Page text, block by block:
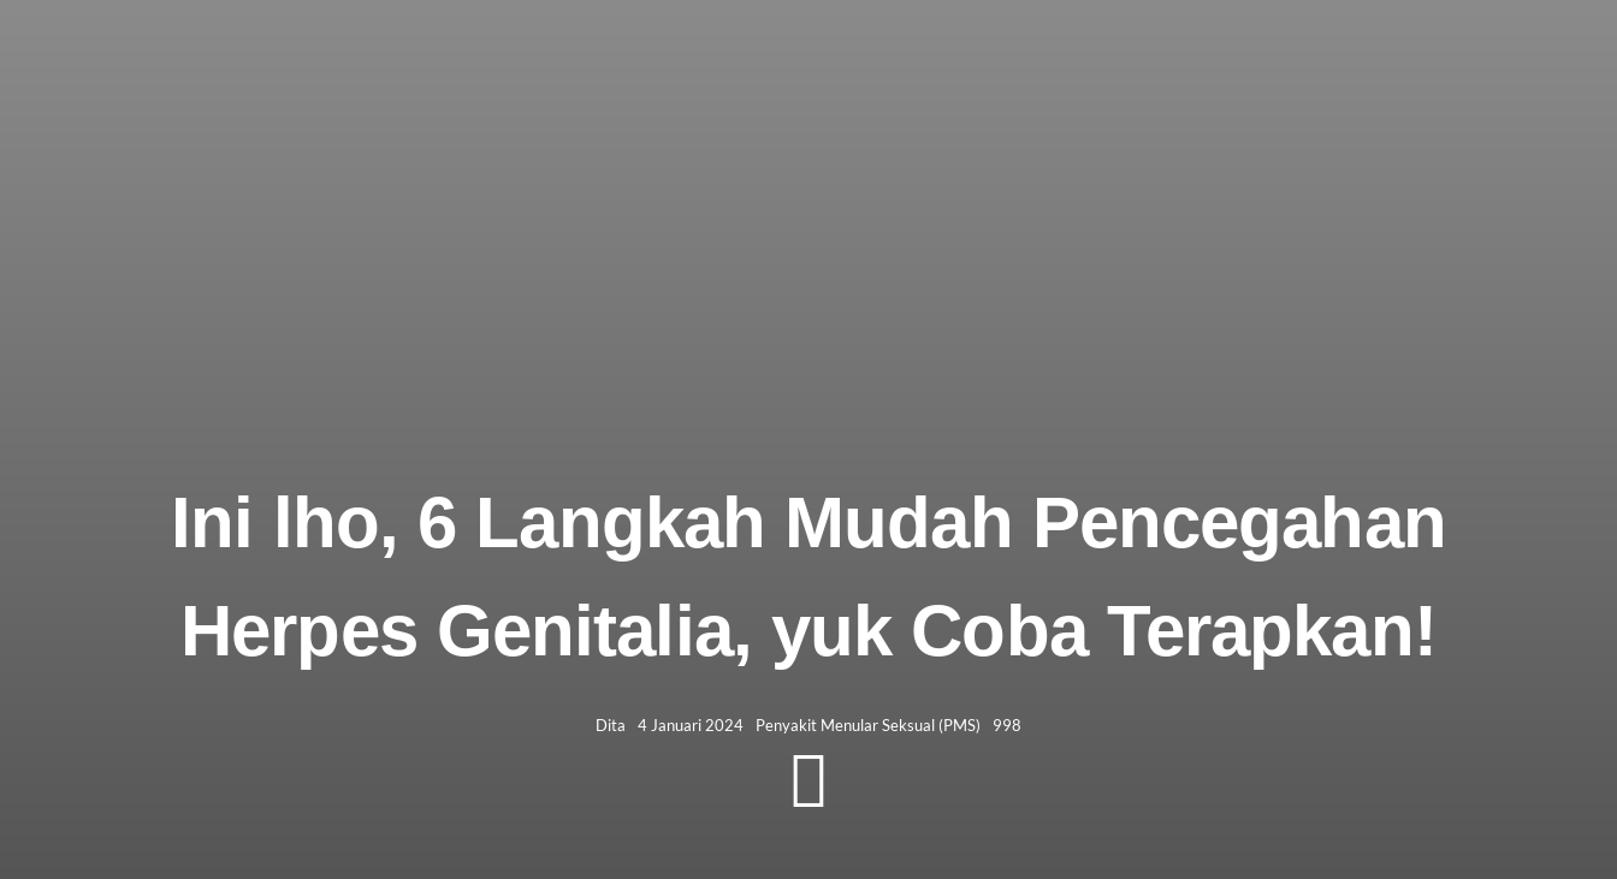
Ini lho, 6 Langkah Mudah Pencegahan
Herpes Genitalia, yuk Coba Terapkan!
Dita 4 Januari 2024 Penyakit Menular Seksual (PMS) 998